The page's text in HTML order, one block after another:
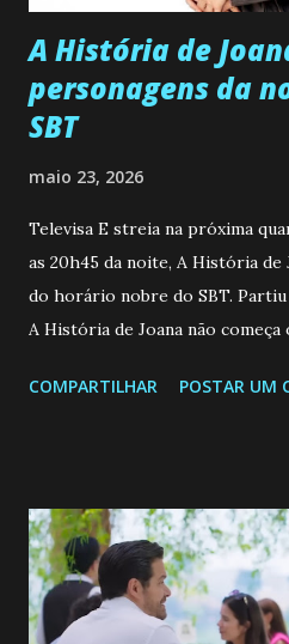
A História de
personagens da
SBT
maio 23, 2026
Televisa E streia na próxima
as 20h45 da noite, A História de
do horário nobre do SBT.
A História de Joana não
de 25/05/26 a 31/05/26 JOANA
permanecer virgem até
ama, o que não é fácil, já que
se aprimorar, trabalhando,
ser a primeira mulher da família
COMPARTILHAR POSTAR UM